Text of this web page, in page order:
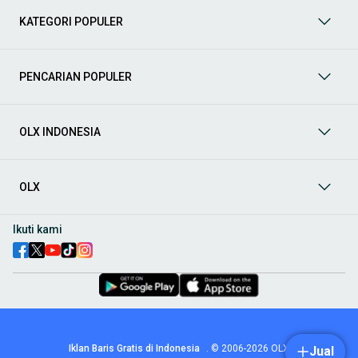
Jual
berbagai jenis mobil baru maupun bekas dengan kondisi
Aksesoris Mobil: Lengkapi tampilan dan fungsionalitas mobil
aksesoris interior seperti sarung jok dan karpet, hingga
berbagai pilihan
, speaker, amplifier, subwoofer,
ingin meningkatkan kualitas suara dalam kabin
Spare Part Mobil
part mobiloriginal dan berkualitas dari OLX! Temukan
berbagai komponen penting mulai dari filter oli, kampas rem,
velg dan ban mobilterbaik di
OLX! Tersedia berbagai ukuran dan desain velg, serta
KATEGORI POPULER
PENCARIAN POPULER
OLX INDONESIA
OLX
Ikuti kami
Iklan Baris Gratis di Indonesia . © 2006-2026 OLX